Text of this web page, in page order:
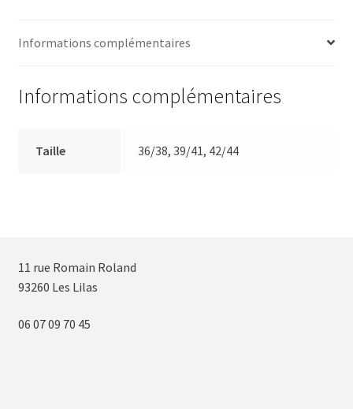
Informations complémentaires
Informations complémentaires
Taille 36/38, 39/41, 42/44
11 rue Romain Roland
93260 Les Lilas
06 07 09 70 45